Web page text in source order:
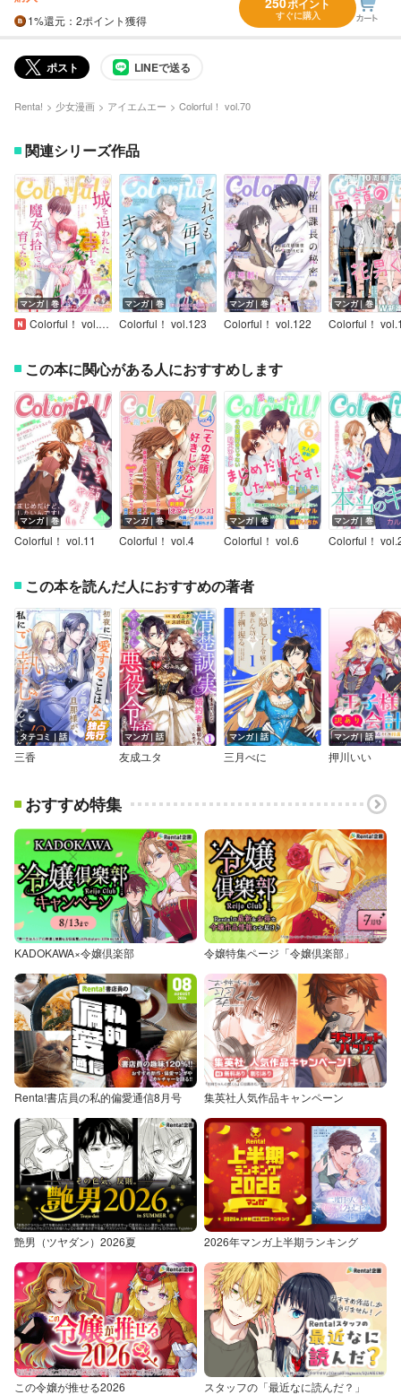
1%還元 ：2ポイント獲得
ポイント
すぐに購入
ポスト LINEで送る
Renta! 少女漫画 アイエムエー Colorful！ vol.70
関連シリーズ作品
マンガ｜巻
Colorful！ vol.124
マンガ｜巻
Colorful！ vol.123
マンガ｜巻
Colorful！ vol.122
マンガ｜巻
Colorful！
この本に関心がある人におすすめします
マンガ｜巻
Colorful！ vol.11
マンガ｜巻
Colorful！ vol.4
マンガ｜巻
Colorful！ vol.6
マンガ｜巻
Colorful！
この本を読んだ人におすすめの著者
タテコミ｜話
三香
マンガ｜話
友成ユタ
マンガ｜話
三月べに
マンガ｜話
押川いい
おすすめ特集
KADOKAWA×令嬢倶楽部 令嬢特集ページ「令嬢倶楽部」
Renta!書店員の私的偏愛通信8月号 集英社人気作品キャンペーン
艶男（ツヤダン）2026夏 2026年マンガ上半期ランキング
この令嬢が推せる2026 スタッフの「最近なに読んだ？」